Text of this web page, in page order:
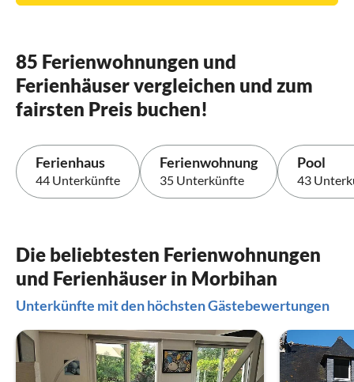
85 Ferienwohnungen und
Ferienhäuser vergleichen und zum
fairsten Preis buchen!
Ferienhaus
44 Unterkünfte
Ferienwohnung
35 Unterkünfte
Pool
43
Die beliebtesten Ferienwohnungen
und Ferienhäuser in Morbihan
Unterkünfte mit den höchsten Gästebewertungen